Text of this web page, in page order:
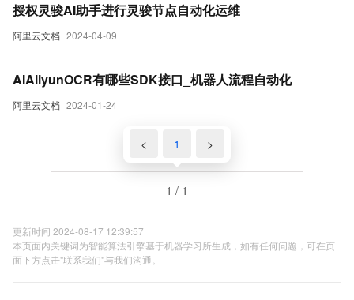
阿里云文档 2024-04-09
授权灵骏AI助手进行灵骏节点自动化运维
阿里云文档 2024-01-24
AIAliyunOCR有哪些SDK接口_机器人流程自动化
< 1 >
1 / 1
更新时间 2024-08-17 12:39:57
本页面内关键词为智能算法引擎基于机器学习所生成，如有任何问题，可在页
面下方点击"联系我们"与我们沟通。